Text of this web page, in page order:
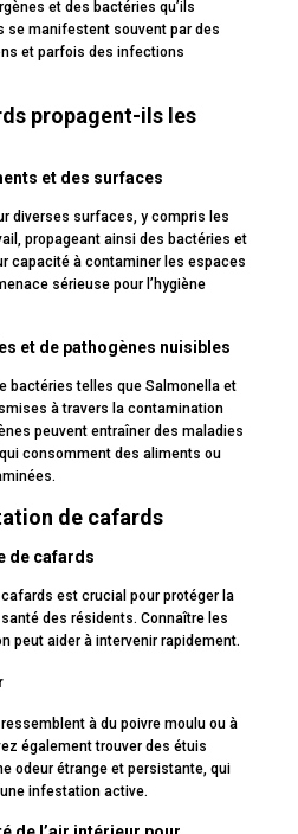
et des bactéries qu’ils
se manifestent souvent par des
et parfois des infections
propagent-ils les
et des surfaces
diverses surfaces, y compris les
propageant ainsi des bactéries et
capacité à contaminer les espaces
sérieuse pour l’hygiène
et de pathogènes nuisibles
bactéries telles que Salmonella et
à travers la contamination
peuvent entraîner des maladies
consomment des aliments ou
de cafards
de cafards
est crucial pour protéger la
des résidents. Connaître les
peut aider à intervenir rapidement.
à du poivre moulu ou à
également trouver des étuis
odeur étrange et persistante, qui
infestation active.